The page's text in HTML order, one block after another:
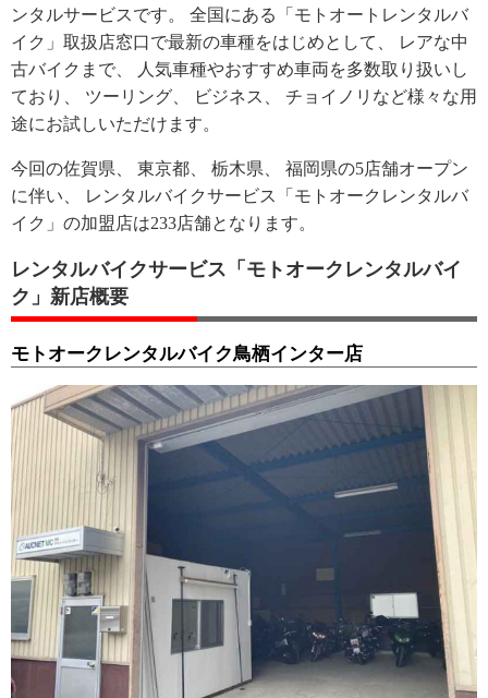
ンタルサービスです。 全国にある「モトオートレンタルバ
イク」取扱店窓口で最新の車種をはじめとして、 レアな中
古バイクまで、 人気車種やおすすめ車両を多数取り扱いし
ており、 ツーリング、 ビジネス、 チョイノリなど様々な用
途にお試しいただけます。
今回の佐賀県、 東京都、 栃木県、 福岡県の5店舗オープン
に伴い、 レンタルバイクサービス「モトオークレンタルバ
イク」の加盟店は233店舗となります。
レンタルバイクサービス「モトオークレンタルバイ
ク」新店概要
モトオークレンタルバイク鳥栖インター店